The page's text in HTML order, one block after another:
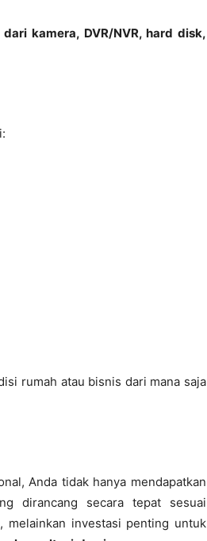
kamera, DVR/NVR, hard disk,
rumah atau bisnis dari mana saja
Anda tidak hanya mendapatkan
dirancang secara tepat sesuai
melainkan investasi penting untuk